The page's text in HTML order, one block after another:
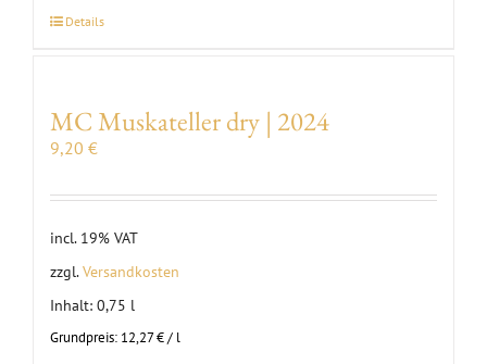
quantity
Details
MC Muskateller dry | 2024
9,20 €
incl. 19% VAT
zzgl.Versandkosten
Inhalt: 0,75 l
Grundpreis: 12,27€/ l